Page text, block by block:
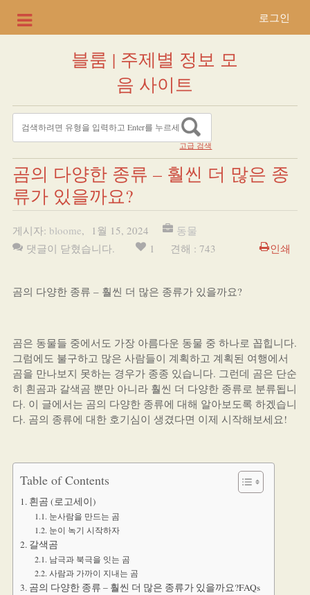
로그인
블룸 | 주제별 정보 모
음 사이트
고급 검색
곰의 다양한 종류 – 훨씬 더 많은 종
류가 있을까요?
게시자: bloome, 1월 15, 2024
동물
댓글이 닫혔습니다.
1 견해 : 743 인쇄
곰의 다양한 종류 – 훨씬 더 많은 종류가 있을까요?
곰은 동물들 중에서도 가장 아름다운 동물 중 하나로 꼽힙니다.
그럼에도 불구하고 많은 사람들이 계획하고 계획된 여행에서
곰을 만나보지 못하는 경우가 종종 있습니다. 그런데 곰은 단순
히 흰곰과 갈색곰 뿐만 아니라 훨씬 더 다양한 종류로 분류됩니
다. 이 글에서는 곰의 다양한 종류에 대해 알아보도록 하겠습니
다. 곰의 종류에 대한 호기심이 생겼다면 이제 시작해보세요!
Table of Contents
흰곰 (로고세이)
눈사람을 만드는 곰
눈이 녹기 시작하자
갈색곰
남극과 북극을 잇는 곰
사람과 가까이 지내는 곰
곰의 다양한 종류 – 훨씬 더 많은 종류가 있을까요?FAQs